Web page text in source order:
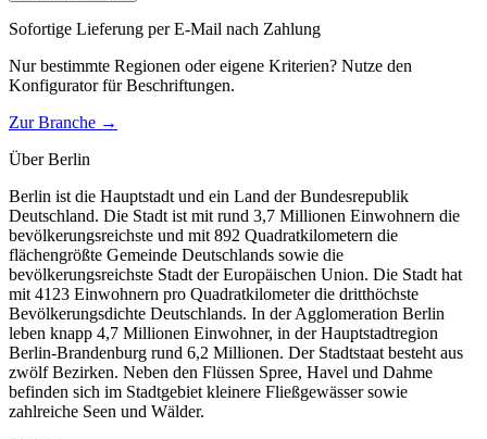
Sofortige Lieferung per E-Mail nach Zahlung
Nur bestimmte Regionen oder eigene Kriterien? Nutze den
Konfigurator fürBeschriftungen.
Zur Branche →
ÜberBerlin
Berlin ist die Hauptstadt und ein Land der Bundesrepublik
Deutschland. Die Stadt ist mit rund 3,7 Millionen Einwohnern die
bevölkerungsreichste und mit 892 Quadratkilometern die
flächengrößte Gemeinde Deutschlands sowie die
bevölkerungsreichste Stadt der Europäischen Union. Die Stadt hat
mit 4123 Einwohnern pro Quadratkilometer die dritthöchste
Bevölkerungsdichte Deutschlands. In der Agglomeration Berlin
leben knapp 4,7 Millionen Einwohner, in der Hauptstadtregion
Berlin-Brandenburg rund 6,2 Millionen. Der Stadtstaat besteht aus
zwölf Bezirken. Neben den Flüssen Spree, Havel und Dahme
befinden sich im Stadtgebiet kleinere Fließgewässer sowie
zahlreiche Seen und Wälder.